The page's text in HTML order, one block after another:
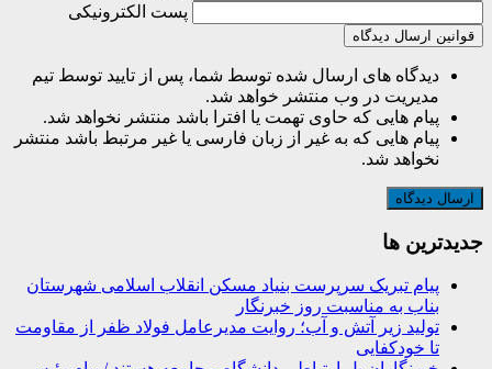
پست الکترونیکی
قوانین ارسال دیدگاه
دیدگاه های ارسال شده توسط شما، پس از تایید توسط تیم
مدیریت در وب منتشر خواهد شد.
پیام هایی که حاوی تهمت یا افترا باشد منتشر نخواهد شد.
پیام هایی که به غیر از زبان فارسی یا غیر مرتبط باشد منتشر
نخواهد شد.
جديدترين ها
پیام تبریک سرپرست بنیاد مسکن انقلاب اسلامی شهرستان
بناب به مناسبت روز خبرنگار
تولید زیر آتش و آب؛ روایت مدیرعامل فولاد ظفر از مقاومت
تا خودکفایی